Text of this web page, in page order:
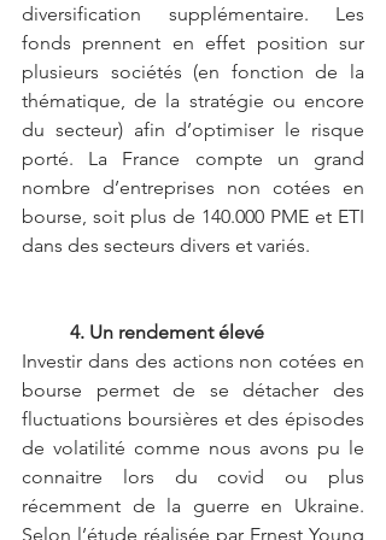
diversification supplémentaire. Les
fonds prennent en effet position sur
plusieurs sociétés (en fonction de la
thématique, de la stratégie ou encore
du secteur) afin d’optimiser le risque
porté. La France compte un grand
nombre d’entreprises non cotées en
bourse, soit plus de 140.000 PME et ETI
dans des secteurs divers et variés.
4. Un rendement élevé
Investir dans des actions non cotées en
bourse permet de se détacher des
fluctuations boursières et des épisodes
de volatilité comme nous avons pu le
connaitre lors du covid ou plus
récemment de la guerre en Ukraine.
Selon l’étude réalisée par Ernest Young